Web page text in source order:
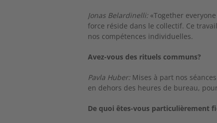
Jonas Belardinelli: «Together
force réside dans le collectif. Ce
nos compétences individuelles.
Avez-vous des rituels communs?
Pavla Huber: Mises à part nos
en dehors des heures de bureau,
De quoi êtes-vous particulièrement